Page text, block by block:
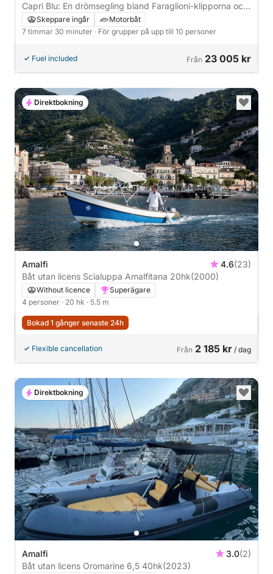
Capri Blu: En drömsegling bland Faraglioni-klipporna och
hemliga grottor
Skeppare ingår
Motorbåt
7 timmar 30 minuter · För grupper på upp till 10 personer
Fuel included Från 23 005 kr
Amalfi 4.6(23)
Båt utan licens Scialuppa Amalfitana 20hk(2000)
Without licence
Superägare
4 personer · 20 hk · 5.5 m
Bokad 1 gånger senaste 24h
Flexible cancellation Från 2 185 kr / dag
Direktbokning
Amalfi 3.0(2)
Båt utan licens Oromarine 6,5 40hk(2023)
Direktbokning